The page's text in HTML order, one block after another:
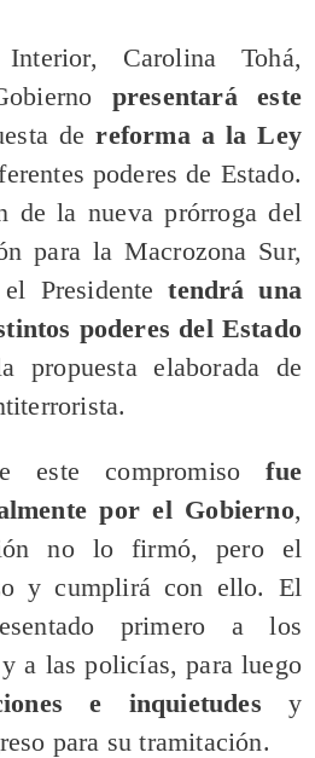
Carolina Tohá,
presentará este
de reforma a la Ley
poderes de Estado.
de la nueva prórroga del
para la Macrozona Sur,
Presidentetendrá una
poderes del Estado
propuesta elaborada de
este compromisofue
por el Gobierno,
no lo firmó, pero el
y cumplirá con ello. El
primero a los
a las policías, para luego
e inquietudes y
para su tramitación.